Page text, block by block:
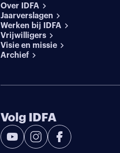
Over IDFA
Jaarverslagen
Werken bij IDFA
Vrijwilligers
Visie en missie
Archief
Volg IDFA